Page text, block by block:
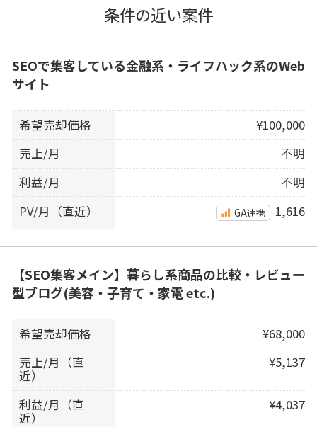
条件の近い案件
SEOで集客している金融系・ライフハック系のWeb
サイト
希望売却価格
¥100,000
売上/月
不明
利益/月
不明
PV/月（直近）
GA連携 1,616
【SEO集客メイン】暮らし系商品の比較・レビュー
型ブログ(美容・子育て・家電 etc.)
希望売却価格
¥68,000
売上/月（直
近）
¥5,137
利益/月（直
近）
¥4,037